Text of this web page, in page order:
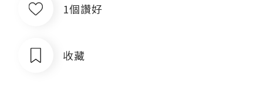
1個讚好
收藏